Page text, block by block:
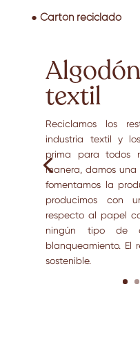
● Cartón reciclado
textil
Reciclamos los
industria textil y
prima para todos
manera, damos
fomentamos la
producimos con
respecto al papel
ningún tipo de
blanqueamiento. El
sostenible.